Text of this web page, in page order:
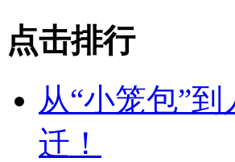
点击排行
从“小笼包”
迁！